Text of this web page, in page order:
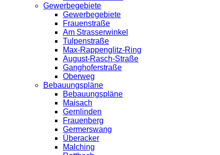
Gewerbegebiete
Gewerbegebiete
Frauenstraße
Am Strasserwinkel
Tulpenstraße
Max-Rappenglitz-Ring
August-Rasch-Straße
Ganghoferstraße
Oberweg
Bebauungspläne
Bebauungspläne
Maisach
Gernlinden
Frauenberg
Germerswang
Überacker
Malching